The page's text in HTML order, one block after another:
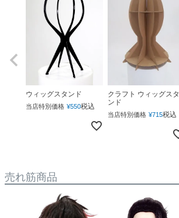
ウィッグスタンド
当店特別価格 ¥550税込
クラフト ウィッグスタ
ンド
当店特別価格 ¥715税込
売れ筋商品